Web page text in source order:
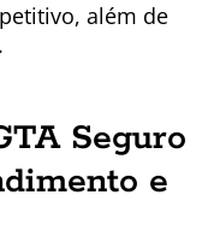
além de
Seguro
e